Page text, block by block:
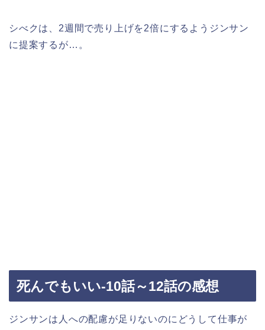
シべクは、2週間で売り上げを2倍にするようジンサン
に提案するが…。
死んでもいい-10話～12話の感想
ジンサンは人への配慮が足りないのにどうして仕事が